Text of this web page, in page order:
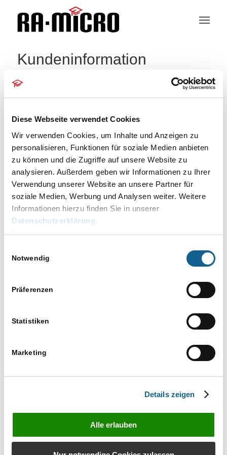
Diese Webseite verwendet Cookies
Wir verwenden Cookies, um Inhalte und Anzeigen zu
personalisieren, Funktionen für soziale Medien anbieten
zu können und die Zugriffe auf unsere Website zu
analysieren. Außerdem geben wir Informationen zu Ihrer
Verwendung unserer Website an unsere Partner für
soziale Medien, Werbung und Analysen weiter. Weitere
Informationen hierzu finden Sie in unserer
Datenschutzerklärung.
Impressum
Notwendig
Präferenzen
Statistiken
Marketing
Details zeigen
Alle erlauben
Kundeninformation
leider nicht verfügbar. Wollen Sie eine neue Suche
starten?
Um die besten Suchergebnisse zu erhalten,
beachten Sie bitte folgende Hinweise:
Überprüfen Sie die Rechtschreibung sorgfaltig
Versuchen Sie es mit einem ähnlichen
Verwenden Sie mehr als einen Suchbegriff
Bestellen Sie unverbindlich das Infomaterial zu